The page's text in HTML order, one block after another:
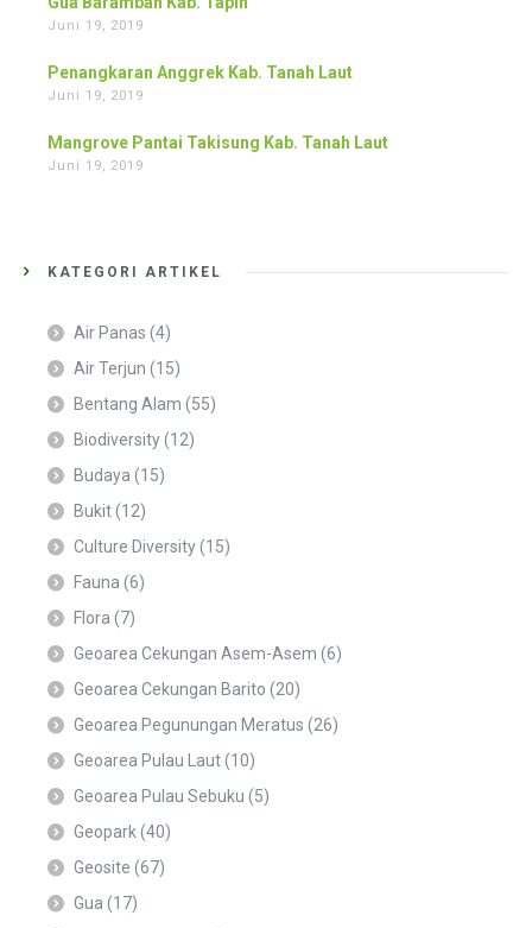
Juni 19, 2019
Penangkaran Anggrek Kab. Tanah Laut
Juni 19, 2019
Mangrove Pantai Takisung Kab. Tanah Laut
Juni 19, 2019
KATEGORI ARTIKEL
Air Panas (4)
Air Terjun (15)
Bentang Alam (55)
Biodiversity(12)
Budaya (15)
Bukit(12)
Culture Diversity(15)
Fauna (6)
Flora (7)
Geoarea Cekungan Asem-Asem (6)
Geoarea Cekungan Barito (20)
Geoarea Pegunungan Meratus (26)
Geoarea Pulau Laut(10)
Geoarea Pulau Sebuku (5)
Geopark(40)
Geosite (67)
Gua (17)